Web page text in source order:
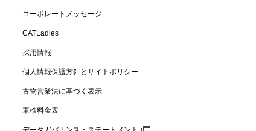
コーポレートメッセージ
CATLadies
採用情報
個人情報保護方針とサイトポリシー
古物営業法に基づく表示
車検料金表